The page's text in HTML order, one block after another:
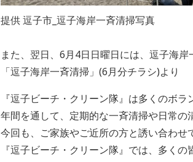
提供 逗子市_逗子海岸一斉清掃写真
また、翌日、6月4日日曜日には、逗子海岸
「逗子海岸一斉清掃」(6月分チラシ)より
『逗子ビーチ・クリーン隊』は多くのボラ
年間を通して、定期的な一斉清掃や日常の
今回も、ご家族やご近所の方と誘い合わせ
『逗子ビーチ・クリーン隊』では、多くの